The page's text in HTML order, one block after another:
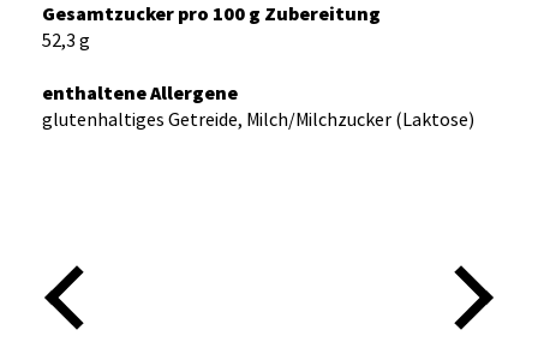
Gesamtzucker pro 100 g Zubereitung
52,3 g
enthaltene Allergene
glutenhaltiges Getreide, Milch/Milchzucker (Laktose)